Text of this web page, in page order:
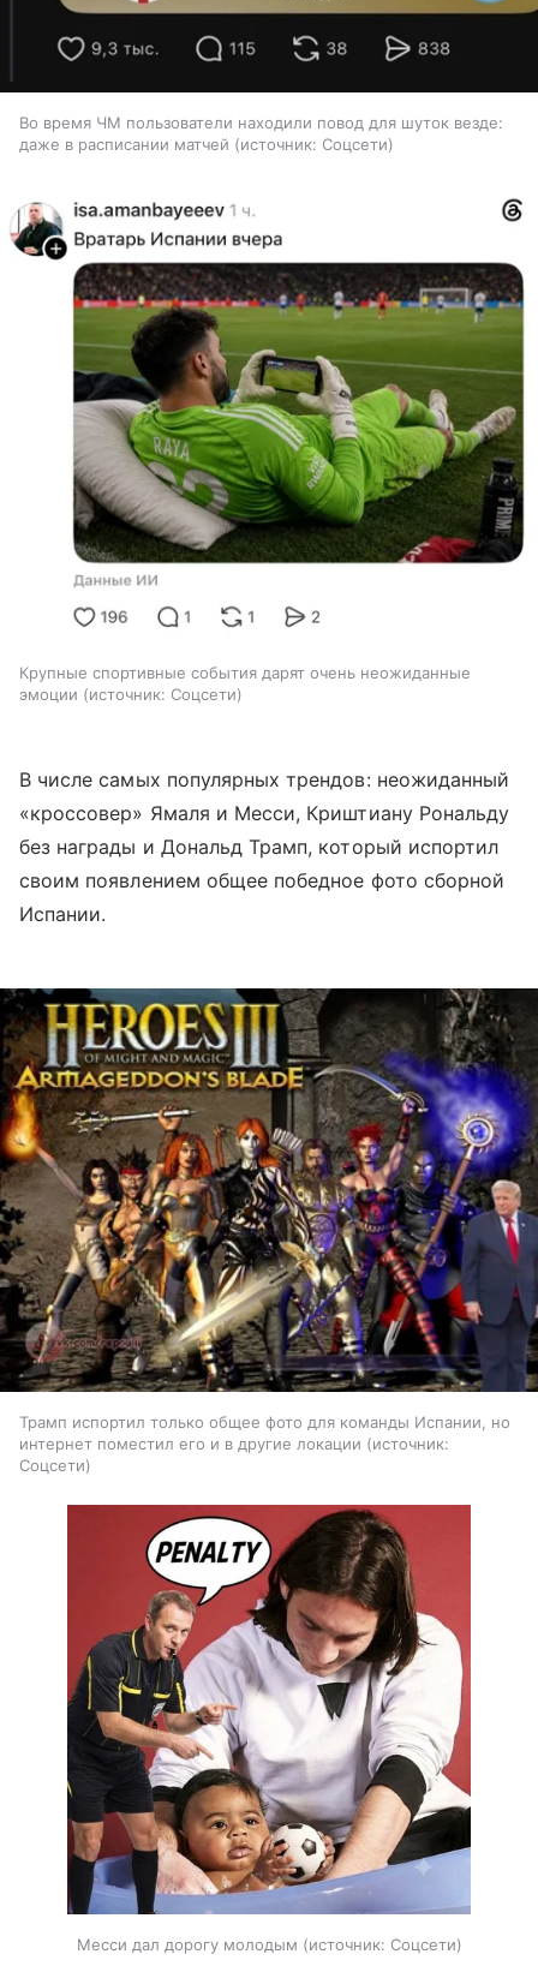
Во время ЧМ пользователи находили повод для шуток везде:
даже в расписании матчей
источник: Соцсети
Крупные спортивные события дарят очень неожиданные
эмоции
источник: Соцсети
В числе самых популярных трендов: неожиданный
«кроссовер» Ямаля и Месси, Криштиану Рональду
без награды и Дональд Трамп, который испортил
своим появлением общее победное фото сборной
Испании.
Трамп испортил только общее фото для команды Испании, но
интернет поместил его и в другие локации
источник:
Соцсети
Месси дал дорогу молодым источник: Соцсети